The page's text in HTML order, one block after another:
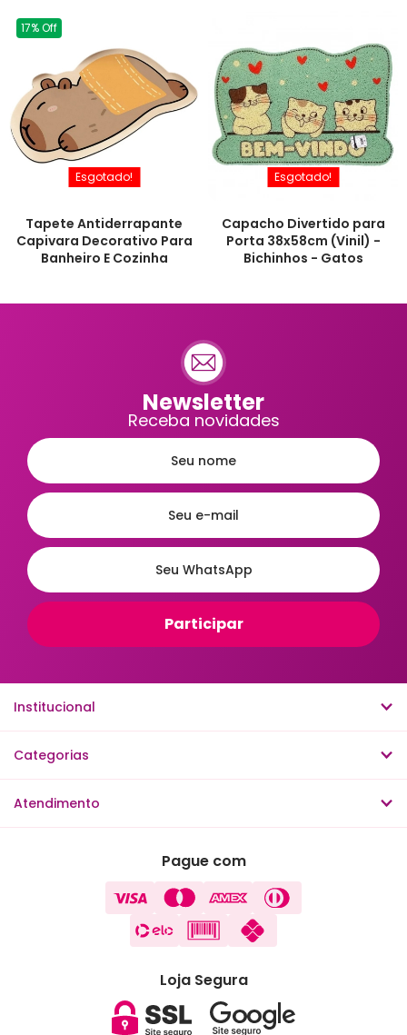
17% Off
Tapete Antiderrapante
Capivara Decorativo Para
Banheiro E Cozinha
Esgotado!
Capacho Divertido para
Porta 38x58cm (Vinil) -
Bichinhos - Gatos
Esgotado!
Newsletter
Receba novidades
Institucional
Categorias
Atendimento
Pague com
Loja Segura